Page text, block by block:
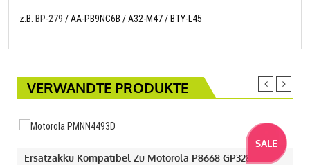
z.B. BP-279 / AA-PB9NC6B / A32-M47 / BTY-L45
VERWANDTE PRODUKTE
SALE
Ersatzakku Kompatibel Zu Motorola P8668 GP328D+